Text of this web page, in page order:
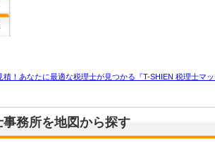
積！あなたに最適な税理士が見つかる『T-SHIEN 税理士マ
務所を地図から探す